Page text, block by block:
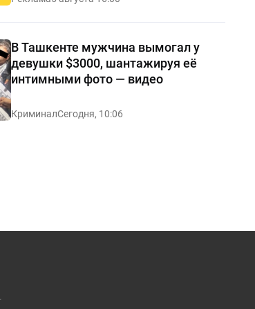
В Ташкенте мужчина вымогал у
девушки $3000, шантажируя её
интимными фото — видео
КриминалСегодня, 10:06